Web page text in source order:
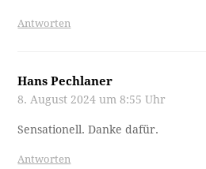
Antworten
Hans Pechlaner
8. August 2024 um 8:55 Uhr
Sensationell. Danke dafür.
Antworten